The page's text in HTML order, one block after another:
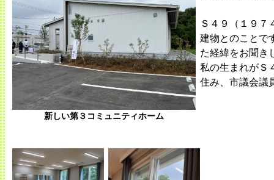
新しい第３コミュニティホーム
Ｓ４９（１９７
建物とのことで
た経緯をお聞き
私の生まれがＳ
住み、市議会議